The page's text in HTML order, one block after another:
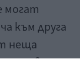
могат
към друга
неща
в